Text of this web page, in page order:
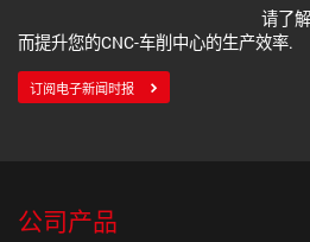
请了
而提升您的CNC-车削中心的生产效率.
订阅电子新闻时报
公司产品